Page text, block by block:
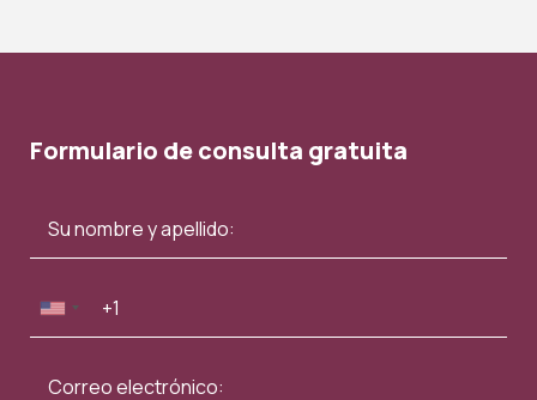
Formulario de consulta gratuita